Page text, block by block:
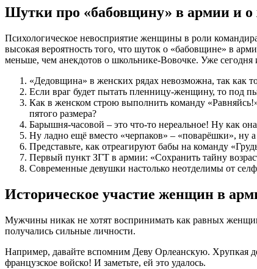
Шутки про «бабовщину» в армии и
Психологическое невосприятие женщины в роли
высокая вероятность того, что шуток о «бабовщине» в
меньше, чем анекдотов о школьнике-Вовочке. Уже
«Дедовщина» в женских рядах невозможна, так как
Если враг будет пытать пленницу-женщину, то под
Как в женском строю выполнить команду
пятого размера?
Барышня-часовой – это что-то нереальное! Ну как
Ну ладно ещё вместо «черпаков» – «поварёшки», ну
Представьте, как отреагируют бабы на команду
Первый пункт ЗГТ в армии: «Сохранить тайну
Современные девушки настолько неотделимы от
Историческое участие женщин в
Мужчины никак не хотят воспринимать как равных
получались сильные личности.
Например, давайте вспомним Деву Орлеанскую. Хрупкая
французское войско! И заметьте, ей это удалось.